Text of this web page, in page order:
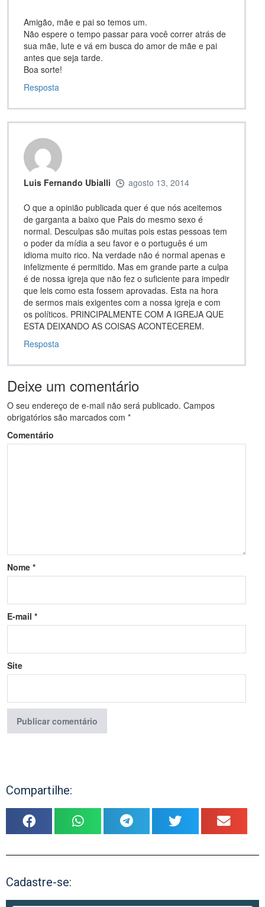
Amigão, mãe e pai so temos um.
Não espere o tempo passar para você correr atrás de
sua mãe, lute e vá em busca do amor de mãe e pai
antes que seja tarde.
Boa sorte!
Resposta
Luis Fernando Ubialli agosto 13, 2014
O que a opinião publicada quer é que nós aceitemos
de garganta a baixo que Pais do mesmo sexo é
normal. Desculpas são muitas pois estas pessoas tem
o poder da mídia a seu favor e o português é um
idioma muito rico. Na verdade não é normal apenas e
infelizmente é permitido. Mas em grande parte a culpa
é de nossa igreja que não fez o suficiente para impedir
que leis como esta fossem aprovadas. Esta na hora
de sermos mais exigentes com a nossa igreja e com
os políticos. PRINCIPALMENTE COM A IGREJA QUE
ESTA DEIXANDO AS COISAS ACONTECEREM.
Resposta
Deixe um comentário
O seu endereço de e-mail não será publicado. Campos
obrigatórios são marcados com *
Comentário
Nome *
E-mail *
Site
Compartilhe:
Cadastre-se: